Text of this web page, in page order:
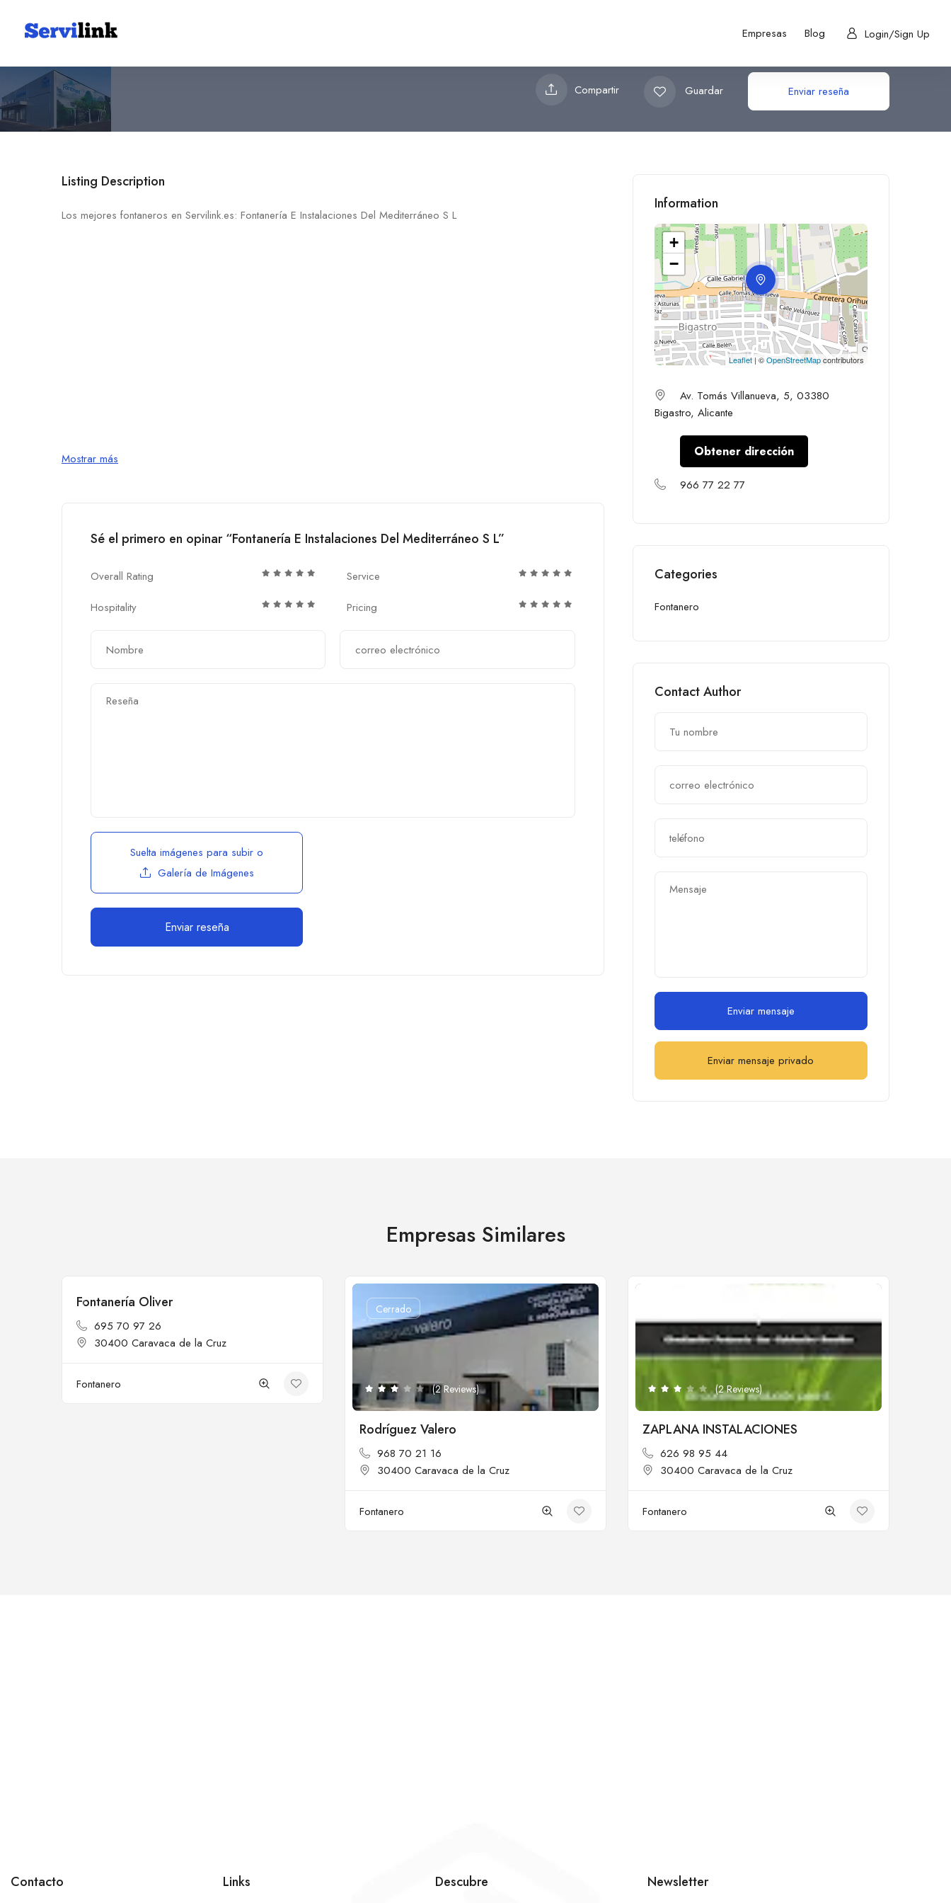
Empresas Blog Login/Sign Up
Fontanería E Instalaciones Del Mediterráneo S L
Compartir Guardar Enviar reseña
Listing Description
Los mejores fontaneros en Servilink.es: Fontanería E Instalaciones Del Mediterráneo S L
Mostrar más
Sé el primero en opinar “Fontanería E Instalaciones Del Mediterráneo S L”
Overall Rating
Service
Hospitality
Pricing
Suelta imágenes para subir o
Galería de Imágenes
Information
+
−
Leaflet| ©OpenStreetMapcontributors
Av. Tomás Villanueva, 5, 03380
Bigastro, Alicante
Obtener dirección
966 77 22 77
Categories
Fontanero
Contact Author
Enviar mensaje
Enviar mensaje privado
Empresas Similares
Cerrado
Fontanería Oliver
695 70 97 26
30400 Caravaca de la Cruz
Fontanero
Cerrado
(2 Reviews)
Rodríguez Valero
968 70 21 16
30400 Caravaca de la Cruz
Fontanero
(2 Reviews)
ZAPLANA INSTALACIONES
626 98 95 44
30400 Caravaca de la Cruz
Fontanero
Contacto Links Descubre Newsletter